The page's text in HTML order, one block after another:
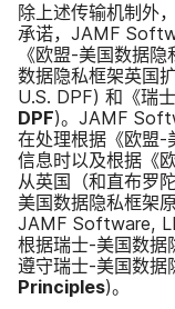
除​上述​传输​机制外
承诺， JAMF
《欧盟-美国​数据​隐
数据​隐私框​架​英国​
U.S. DPF) 和​《瑞士
DPF)。 JAMF
在​处理​根据​《欧盟-
信息​时​以及​根据​《
从​英国​（和​直布罗
美国​数据​隐私框架​
JAMF Software,
根据​瑞士-美国​数据​
遵守​瑞士-美国​数据​
Principles)。